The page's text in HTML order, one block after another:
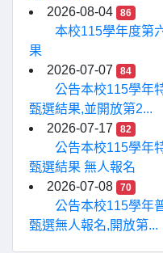
2026-08-04
86
本校115學年度第
果
2026-07-07
84
公告本校115學年
甄選結果,並開放第2...
2026-07-17
82
公告本校115學年
甄選結果 無人報名
2026-07-08
70
公告本校115學年
甄選無人報名,開放第...